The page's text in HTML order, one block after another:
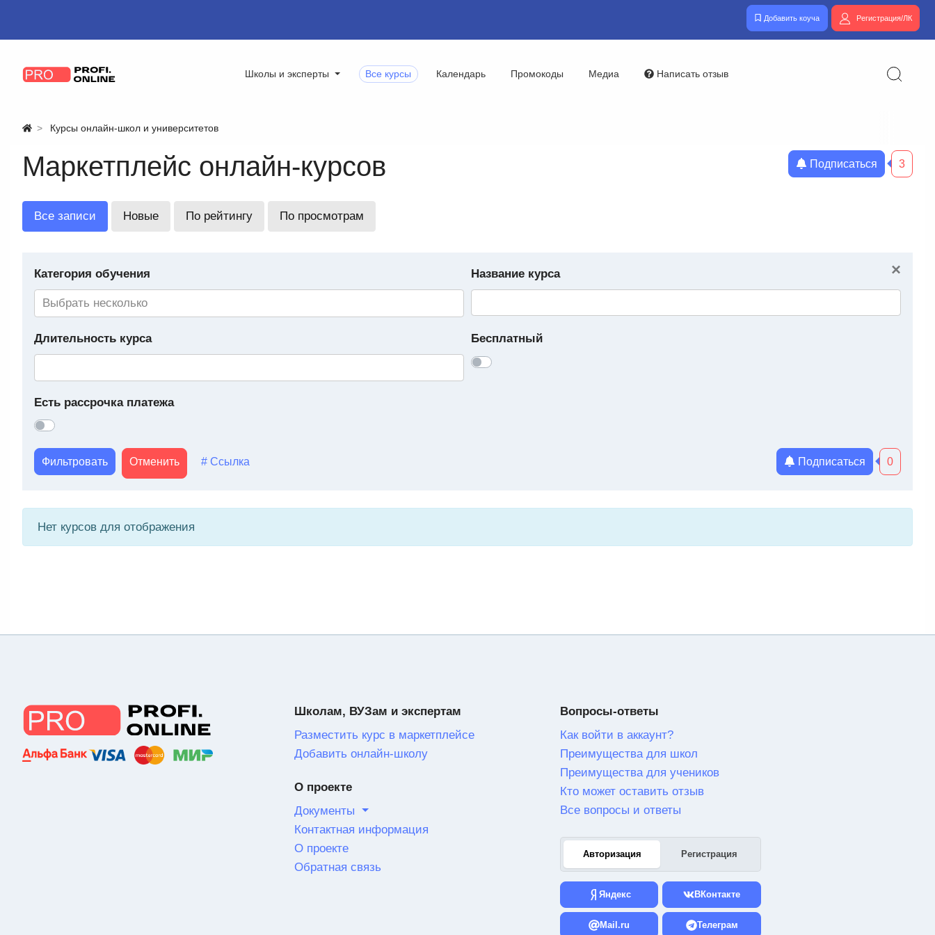
Добавить коуча Регистрация/ЛК
Школы и эксперты Все курсы Календарь Промокоды Медиа Написать отзыв
Курсы онлайн-школ и университетов
Маркетплейс онлайн-курсов Подписаться 3
Все записи Новые По рейтингу По просмотрам
×
Категория обучения Название курса
Длительность курса Бесплатный
Есть рассрочка платежа
Фильтровать Отменить # Ссылка Подписаться 0
Нет курсов для отображения
Школам, ВУЗам и экспертам
Разместить курс в маркетплейсе
Добавить онлайн-школу
О проекте
Документы
Контактная информация
О проекте
Обратная связь
Вопросы-ответы
Как войти в аккаунт?
Преимущества для школ
Преимущества для учеников
Кто может оставить отзыв
Все вопросы и ответы
Авторизация Регистрация
Яндекс ВКонтакте
Mail.ru Телеграм